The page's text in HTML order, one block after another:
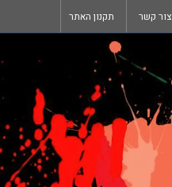
צור קשר תקנון האתר